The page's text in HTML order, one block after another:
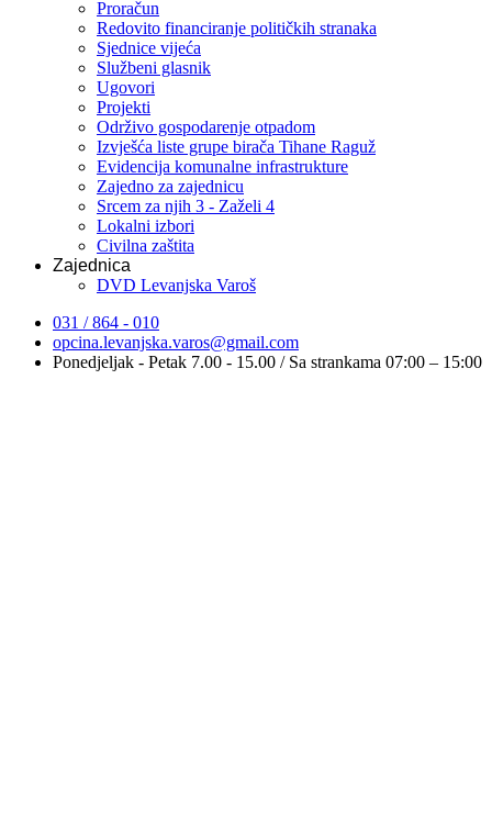
Proračun
Redovito financiranje političkih stranaka
Sjednice vijeća
Službeni glasnik
Ugovori
Projekti
Održivo gospodarenje otpadom
Izvješća liste grupe birača Tihane Raguž
Evidencija komunalne infrastrukture
Zajedno za zajednicu
Srcem za njih 3 - Zaželi 4
Lokalni izbori
Civilna zaštita
Zajednica
DVD Levanjska Varoš
031 / 864 - 010
opcina.levanjska.varos@gmail.com
Ponedjeljak - Petak 7.00 - 15.00 / Sa strankama 07:00 – 15:00